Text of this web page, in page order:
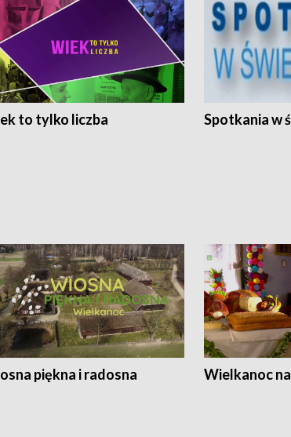
to tylko liczba Spotkania w
piękna i radosna Wielkanoc